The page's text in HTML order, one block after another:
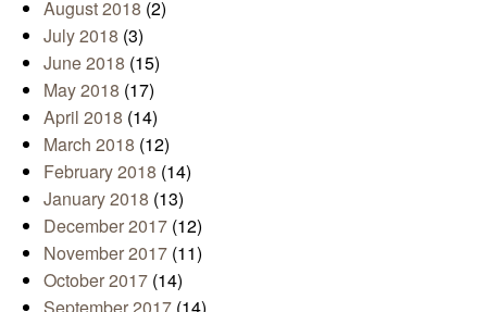
August 2018 (2)
July 2018 (3)
June 2018 (15)
May 2018 (17)
April 2018 (14)
March 2018 (12)
February 2018 (14)
January 2018 (13)
December 2017 (12)
November 2017 (11)
October 2017 (14)
September 2017 (14)